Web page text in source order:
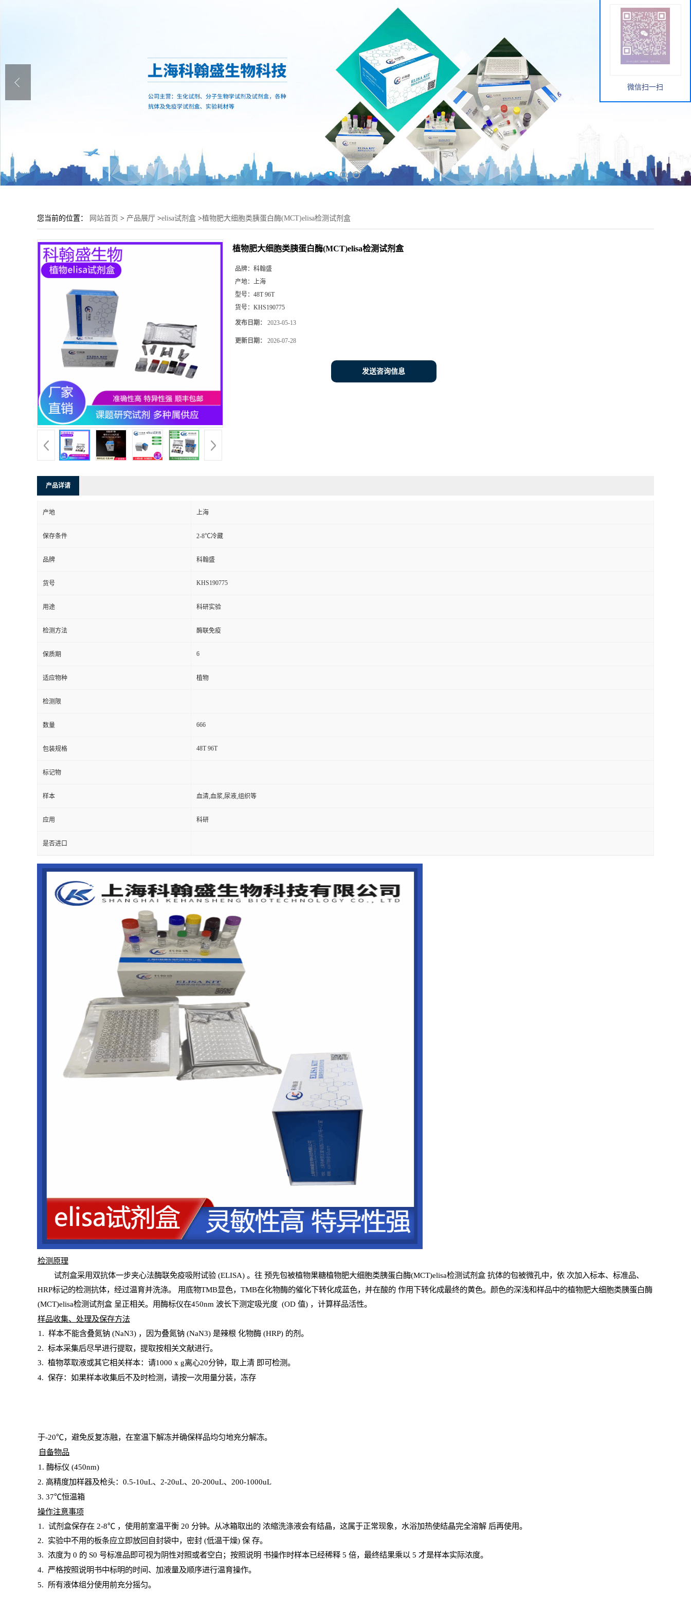
您当前的位置： 网站首页 > 产品展厅 >elisa试剂盒 >植物肥大细胞类胰蛋白酶(MCT)elisa检测试剂盒
植物肥大细胞类胰蛋白酶(MCT)elisa检测试剂盒
品牌： 科翰盛
产地： 上海
型号： 48T 96T
货号： KHS190775
发布日期： 2023-05-13
更新日期： 2026-07-28
发送咨询信息
产品详请
产地 上海
保存条件 2-8℃冷藏
品牌 科翰盛
货号 KHS190775
用途 科研实验
检测方法 酶联免疫
保质期 6
适应物种 植物
检测限
数量 666
包装规格 48T 96T
标记物
样本 血清,血浆,尿液,组织等
应用 科研
是否进口
检测原理
试剂盒采用双抗体一步夹心法酶联免疫吸附试验(ELISA) 。往 预先包被植物果糖植物肥大细胞类胰蛋白酶(MCT)elisa检测试剂盒抗体的包被微孔中，依 次加入标本、标准品、
HRP标记的检测抗体，经过温育并洗涤。 用底物TMB显色， TMB在化物酶的催化下转化成蓝色，并在酸的 作用下转化成最终的黄色。颜色的深浅和样品中的植物肥大细胞类胰蛋白酶
(MCT)elisa检测试剂盒呈正相关。用酶标仪在450nm 波长下测定吸光度 (OD 值) ，计算样品活性。
样品收集、处理及保存方法
1 . 样本不能含叠氮钠(NaN3) ，因为叠氮钠 (NaN3) 是辣根 化物酶(HRP) 的剂。
2. 标本采集后尽早进行提取，提取按相关文献进行。
3. 植物萃取液或其它相关样本：请1000 x g离心20分钟，取上清 即可检测。
4. 保存：如果样本收集后不及时检测，请按一次用量分装，冻存
于-20℃，避免反复冻融，在室温下解冻并确保样品均匀地充分解冻。
自备物品
1 . 酶标仪 (450nm)
2. 高精度加样器及枪头： 0.5-10uL、 2-20uL、 20-200uL、 200-1000uL
3. 37℃恒温箱
操作注意事项
1. 试剂盒保存在 2-8℃ ，使用前室温平衡 20 分钟。从冰箱取出的 浓缩洗涤液会有结晶，这属于正常现象，水浴加热使结晶完全溶解 后再使用。
2. 实验中不用的板条应立即放回自封袋中，密封(低温干燥) 保 存。
3. 浓度为 0 的 S0 号标准品即可视为阴性对照或者空白；按照说明 书操作时样本已经稀释5 倍，最终结果乘以 5 才是样本实际浓度。
4. 严格按照说明书中标明的时间、加液量及顺序进行温育操作。
5. 所有液体组分使用前充分摇匀。
微信扫一扫